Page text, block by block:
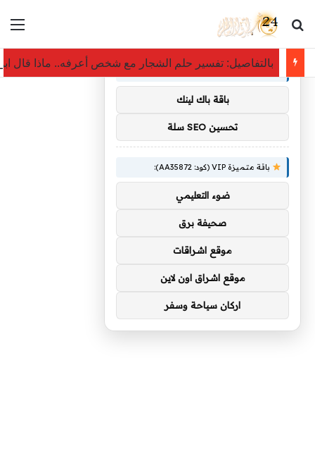
بحث عن
بالتفاصيل: تفسير حلم الشجار مع شخص أعرفه.. ماذا قال
توصيات :
باقة متميزة VIP (كود: AA11138):
باقة باك لينك
تحسين SEO سلة
باقة متميزة VIP (كود: AA35872):
ضوء التعليمي
صحيفة برق
موقع اشراقات
موقع اشراق اون لاين
اركان سياحة وسفر